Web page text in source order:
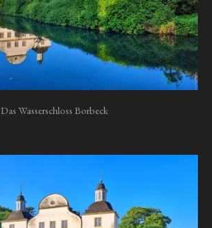
Das Wasserschloss Borbeck